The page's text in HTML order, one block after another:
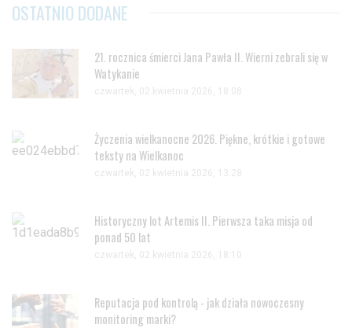
OSTATNIO DODANE
21. rocznica śmierci Jana Pawła II. Wierni zebrali się w
Watykanie
czwartek, 02 kwietnia 2026, 18:08
Życzenia wielkanocne 2026. Piękne, krótkie i gotowe
teksty na Wielkanoc
czwartek, 02 kwietnia 2026, 13:28
Historyczny lot Artemis II. Pierwsza taka misja od
ponad 50 lat
czwartek, 02 kwietnia 2026, 18:10
Reputacja pod kontrolą - jak działa nowoczesny
monitoring marki?